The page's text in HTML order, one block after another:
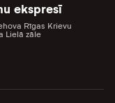
ekspresī
Rīgas Krievu
Lielā zāle